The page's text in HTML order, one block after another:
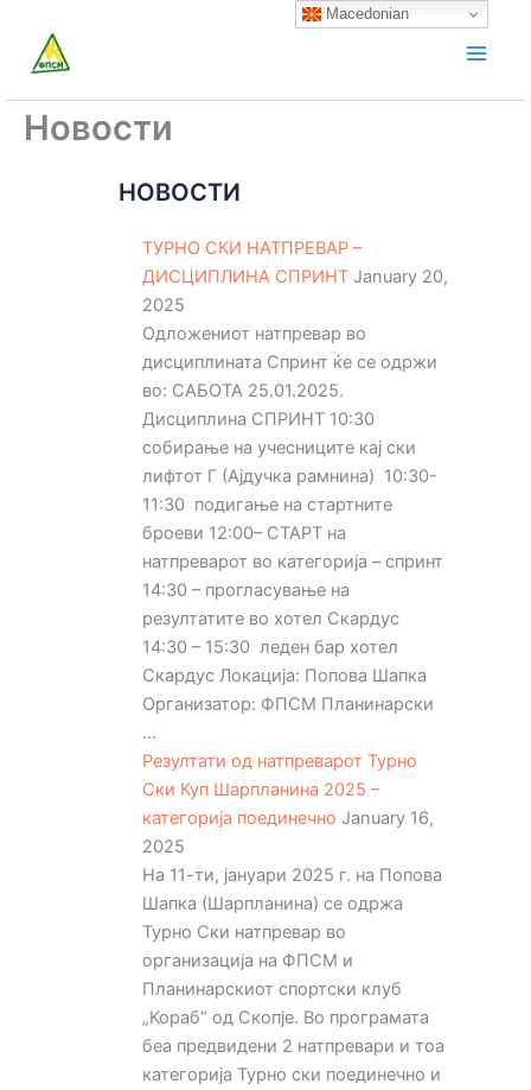
content
Новости
НОВОСТИ
ТУРНО СКИ НАТПРЕВАР –
ДИСЦИПЛИНА СПРИНТ January 20,
2025
Одложениот натпревар во
дисциплината Спринт ќе се одржи
во: САБОТА 25.01.2025.
Дисциплина СПРИНТ 10:30
собирање на учесниците кај ски
лифтот Г (Ајдучка рамнина) 10:30-
11:30 подигање на стартните
броеви 12:00– СТАРТ на
натпреварот во категорија – спринт
14:30 – прогласување на
резултатите во хотел Скардус
14:30 – 15:30 леден бар хотел
Скардус Локација: Попова Шапка
Организатор: ФПСМ Планинарски
...
Резултати од натпреварот Турно
Ски Куп Шарпланина 2025 –
категорија поединечно January 16,
2025
На 11-ти, јануари 2025 г. на Попова
Шапка (Шарпланина) се одржа
Турно Ски натпревар во
организација на ФПСМ и
Планинарскиот спортски клуб
„Кораб“ од Скопје. Во програмата
беа предвидени 2 натпревари и тоа
категорија Турно ски поединечно и
Macedonian